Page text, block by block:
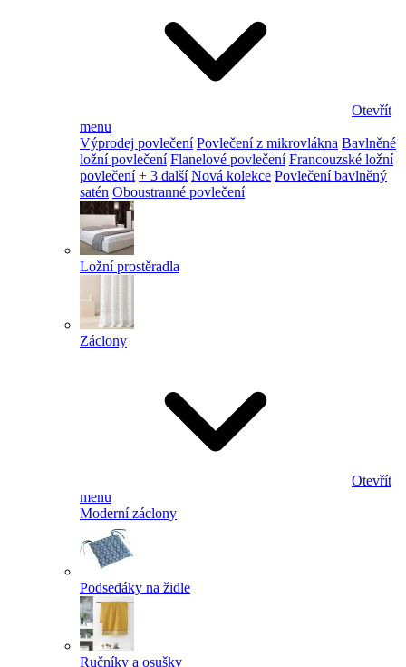
Otevřít
menu
Výprodej povlečení Povlečení z mikrovlákna Bavlněné
ložní povlečení Flanelové povlečení Francouzské ložní
povlečení + 3 další Nová kolekce Povlečení bavlněný
satén Oboustranné povlečení
Ložní prostěradla
Záclony
Otevřít
menu
Moderní záclony
Podsedáky na židle
Ručníky a osušky